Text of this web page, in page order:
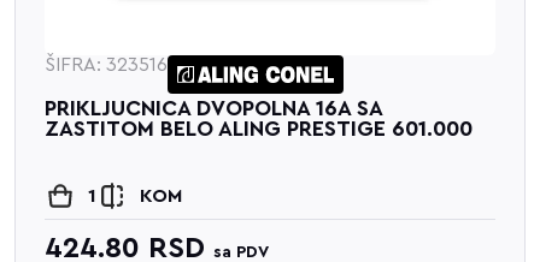
16A SA
PRESTIGE 601.000
PDV
PRIKLJUCNICA
PORCELAN